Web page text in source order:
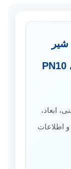
پروانه‌ای فلنجدار گیربکسی PN10
ابعاد،
اطلاعات